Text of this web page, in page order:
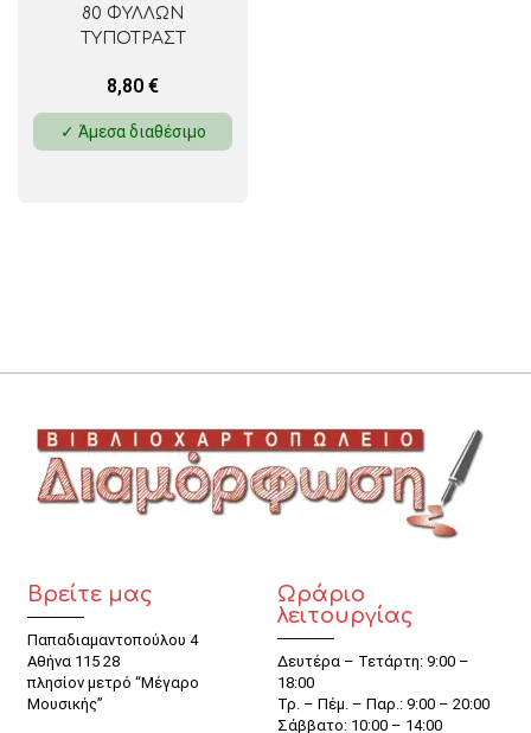
80 ΦΥΛΛΩΝ
ΤΥΠΟΤΡΑΣΤ
8,80 €
✓ Άμεσα διαθέσιμο
Βρείτε μας
Παπαδιαμαντοπούλου 4
Αθήνα 115 28
πλησίον μετρό “Μέγαρο
Μουσικής”
Ωράριο
λειτουργίας
Δευτέρα – Τετάρτη: 9:00 –
18:00
Τρ. – Πέμ. – Παρ.: 9:00 – 20:00
Σάββατο: 10:00 – 14:00